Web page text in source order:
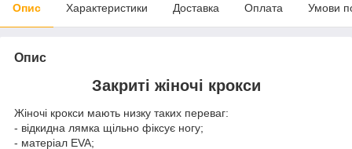
Опис Характеристики Доставка Оплата Умови
Опис
Закриті жіночі крокси
Жіночі крокси мають низку таких переваг:
- відкидна лямка щільно фіксує ногу;
- матеріал EVA;